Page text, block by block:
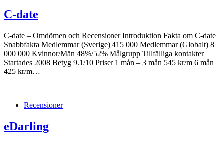
C-date
C-date – Omdömen och Recensioner Introduktion Fakta om C-date
Snabbfakta Medlemmar (Sverige) 415 000 Medlemmar (Globalt) 8
000 000 Kvinnor/Män 48%/52% Målgrupp Tillfälliga kontakter
Startades 2008 Betyg 9.1/10 Priser 1 mån – 3 mån 545 kr/m 6 mån
425 kr/m…
Recensioner
eDarling